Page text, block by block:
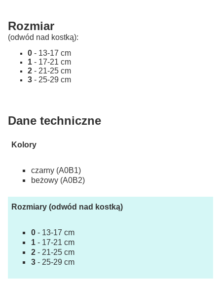
Rozmiar
(odwód nad kostką):
0 - 13-17 cm
1 - 17-21 cm
2 - 21-25 cm
3 - 25-29 cm
Dane techniczne
Kolory
czarny (A0B1)
beżowy (A0B2)
Rozmiary (odwód nad kostką)
0 - 13-17 cm
1 - 17-21 cm
2 - 21-25 cm
3 - 25-29 cm